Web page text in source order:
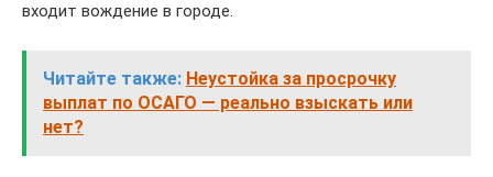
входит вождение в городе.
Читайте также: Неустойка за просрочку
выплат по ОСАГО — реально взыскать или
нет?